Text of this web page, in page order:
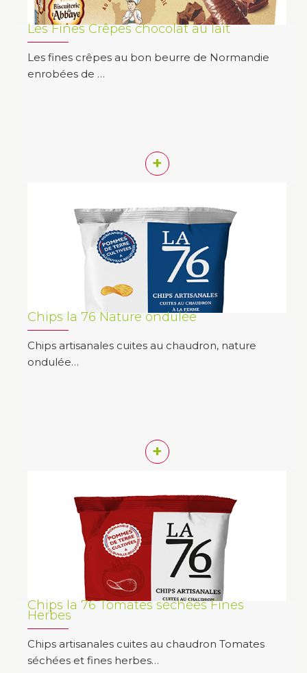
Les Fines Crêpes chocolat au lait
Les fines crêpes au bon beurre de Normandie
enrobées de …
+
Chips la 76 Nature ondulée
Chips artisanales cuites au chaudron, nature
ondulée…
+
Chips la 76 Tomates séchées Fines
Herbes
Chips artisanales cuites au chaudron Tomates
séchées et fines herbes…